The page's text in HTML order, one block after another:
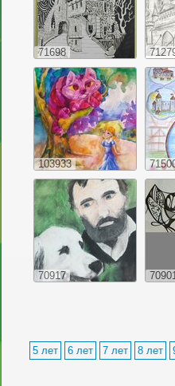
71698
103933
70917
5 лет 6 лет 7 лет 8 лет